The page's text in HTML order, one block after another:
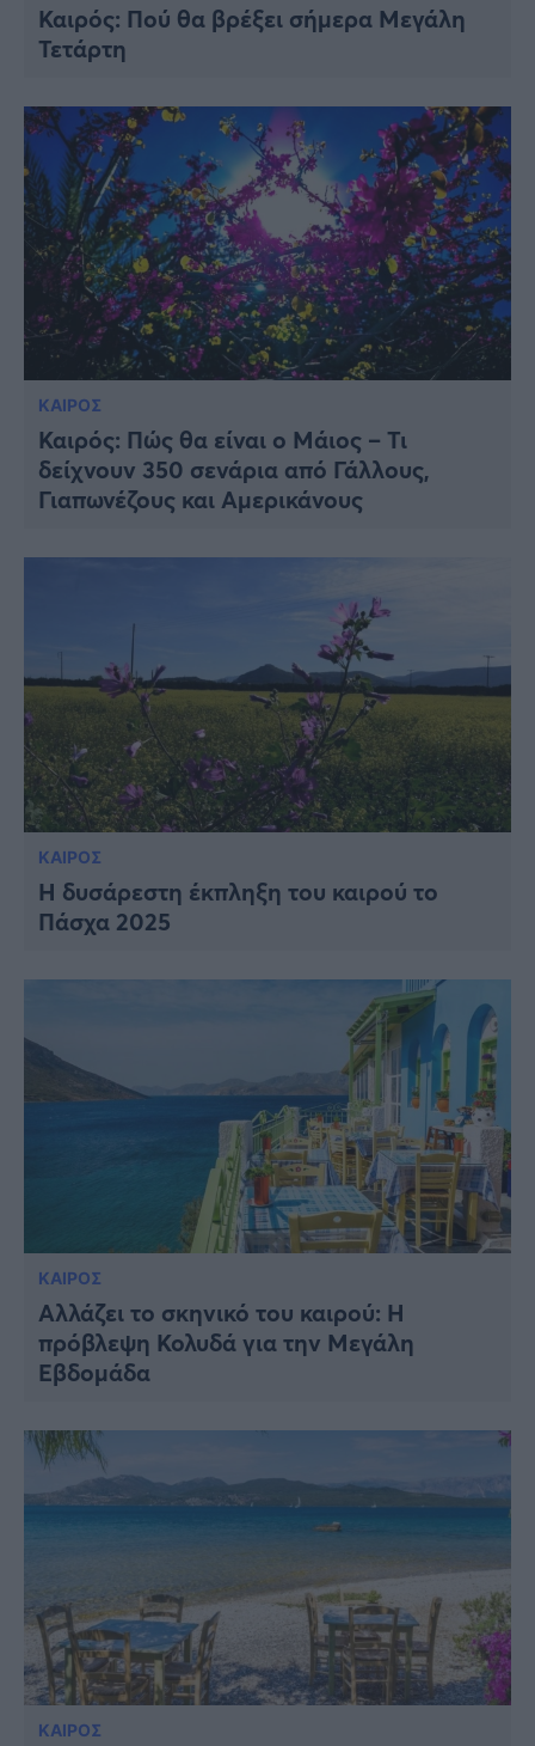
Καιρός: Πού θα βρέξει σήμερα Μεγάλη
Τετάρτη
ΚΑΙΡΟΣ
Καιρός: Πώς θα είναι ο Μάιος – Τι
δείχνουν 350 σενάρια από Γάλλους,
Γιαπωνέζους και Αμερικάνους
ΚΑΙΡΟΣ
Η δυσάρεστη έκπληξη του καιρού το
Πάσχα 2025
ΚΑΙΡΟΣ
Αλλάζει το σκηνικό του καιρού: Η
πρόβλεψη Κολυδά για την Μεγάλη
Εβδομάδα
ΚΑΙΡΟΣ